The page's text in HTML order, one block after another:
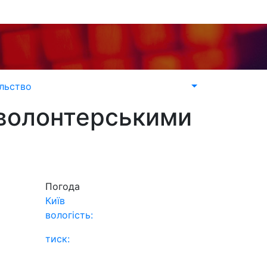
Погода
Київ
вологість:
тиск: